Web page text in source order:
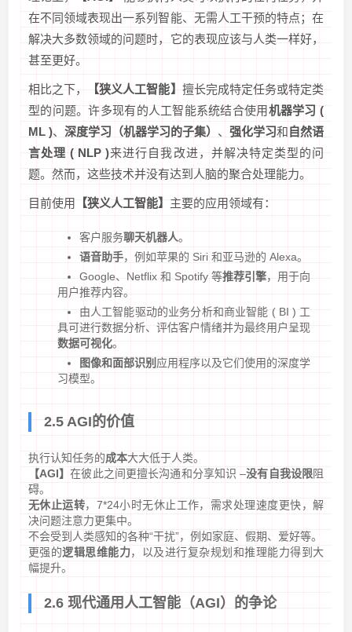
在不同领域表现出一系列智能、无需人工干预的特点；在
解决大多数领域的问题时，它的表现应该与人类一样好，
甚至更好。
相比之下， 【狭义人工智能】 擅长完成特定任务或特定类
型的问题。许多现有的人工智能系统结合使用机器学习 (
ML )、 深度学习（机器学习的子集） 、 强化学习和自然语
言处理 ( NLP )来进行自我改进，并解决特定类型的问
题。然而，这些技术并没有达到人脑的聚合处理能力。
目前使用 【狭义人工智能】 主要的应用领域有：
客户服务聊天机器人。
语音助手，例如苹果的 Siri 和亚马逊的 Alexa。
Google、Netflix 和 Spotify 等推荐引擎，用于向
用户推荐内容。
由人工智能驱动的业务分析和商业智能 ( BI ) 工
具可进行数据分析、评估客户情绪并为最终用户呈现
数据可视化。
图像和面部识别 应用程序以及它们使用的深度学
习模型。
2.5 AGI的价值
执行认知任务的成本大大低于人类。
【AGI】在彼此之间更擅长沟通和分享知识 –没有自我设限阻
碍。
无休止运转，7*24小时无休止工作，需求处理速度更快，解
决问题注意力更集中。
不会受到人类感知的各种“干扰”，例如家庭、假期、爱好等。
更强的逻辑思维能力，以及进行复杂规划和推理能力得到大
幅提升。
2.6 现代通用人工智能（AGI）的争论